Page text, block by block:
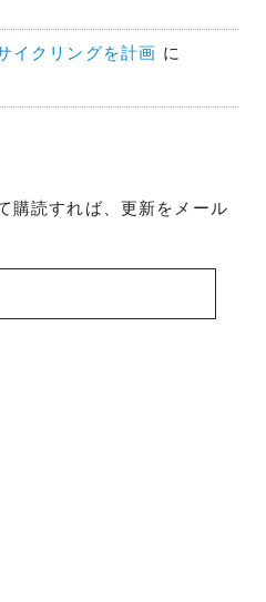
イクリングを計画 に
購読すれば、更新をメール